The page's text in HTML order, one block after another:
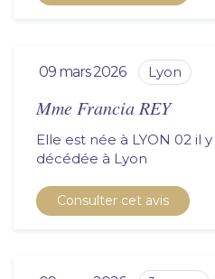
09 mars 2026 lyon
Mme Francia REY
Elle est née à LYON 02 il
décédée à
lyon
Consulter cet avis